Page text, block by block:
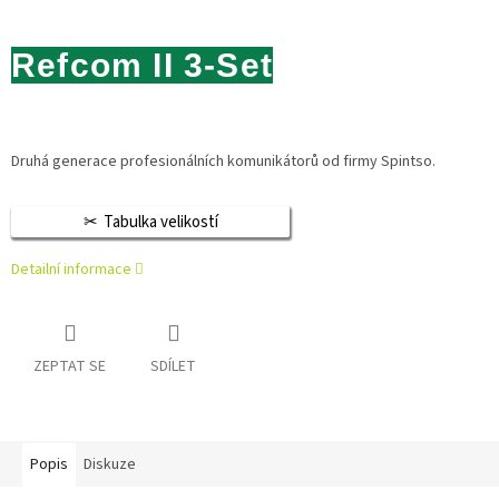
Refcom II 3-Set
Druhá generace profesionálních komunikátorů od firmy Spintso.
Tabulka velikostí
Detailní informace
ZEPTAT SE SDÍLET
Popis Diskuze